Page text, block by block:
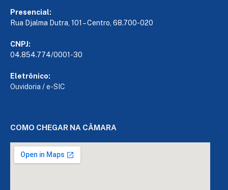
Presencial:
Rua Djalma Dutra, 101 – Centro, 68.700-020
CNPJ:
04.854.774/0001-30
Eletrônico:
Ouvidoria /e-SIC
COMO CHEGAR NA CÂMARA